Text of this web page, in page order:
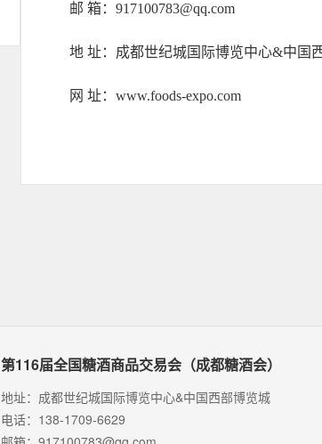
邮 箱：917100783@qq.com
地 址：成都世纪城国际博览中心&中国
网 址：www.foods-expo.com
第116届全国糖酒商品交易会（成都糖酒会）
地址：成都世纪城国际博览中心&中国西部博览城
电话：138-1709-6629